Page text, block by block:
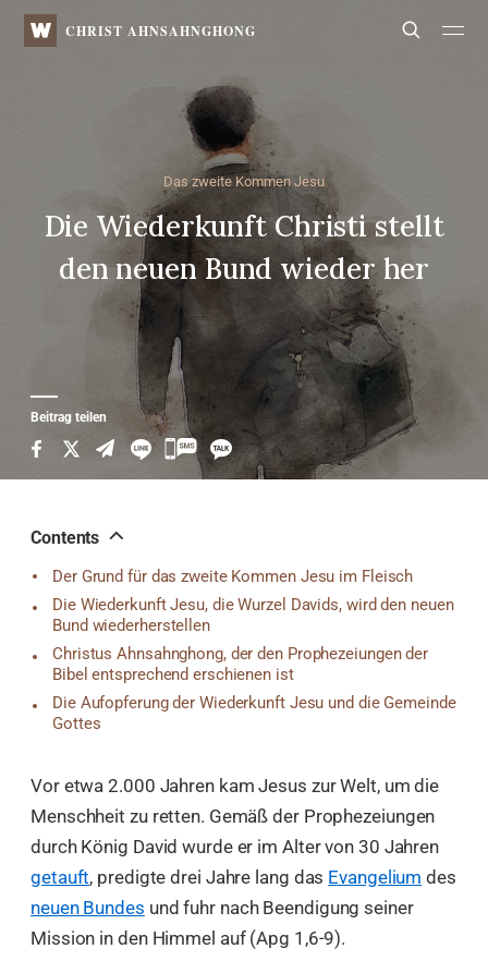
WATVCHRIST AHNSAHNGHONG Search
Das zweite Kommen Jesu
Die Wiederkunft Christi stellt
den neuen Bund wieder her
Beitrag teilen
카
카
Contents
Der Grund für das zweite Kommen Jesu im Fleisch
Die Wiederkunft Jesu, die Wurzel Davids, wird den neuen
Bund wiederherstellen
Christus Ahnsahnghong, der den Prophezeiungen der
Bibel entsprechend erschienen ist
Die Aufopferung der Wiederkunft Jesu und die Gemeinde
Gottes
Vor etwa 2.000 Jahren kam Jesus zur Welt, um die
Menschheit zu retten. Gemäß der Prophezeiungen
durch König David wurde er im Alter von 30 Jahren
getauft, predigte drei Jahre lang das Evangelium des
neuen Bundes und fuhr nach Beendigung seiner
Mission in den Himmel auf (Apg 1,6-9).